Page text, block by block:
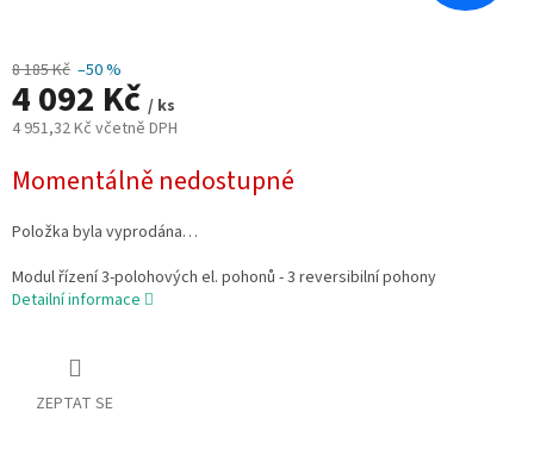
8 185 Kč –50 %
4 092 Kč / ks
4 951,32 Kč včetně DPH
cena:
Momentálně nedostupné
Položka byla vyprodána…
Modul řízení 3-polohových el. pohonů - 3 reversibilní pohony
Detailní informace
ZEPTAT SE